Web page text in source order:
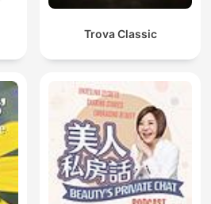
Trova Classic